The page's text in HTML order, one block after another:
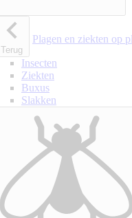
Terug
Plagen en ziekten op
Insecten
Ziekten
Buxus
Slakken